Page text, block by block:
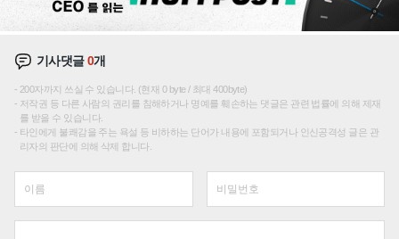
기사댓글0개
200자까지 쓰실 수 있습니다. (현재 0 byte / 최대 400byte)
저작권 등 다른 사람의 권리를 침해하거나 명예를 훼손하는 댓글은 관련 법률에 의해 제재
를 받을 수 있습니다.
타인에게 불쾌감을 주는 욕설 등 비하하는 단어가 내용에 포함되거나 인신공격성 글은 관
리자의 판단에 의해 삭제 합니다.